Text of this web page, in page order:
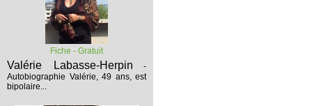
Fiche - Gratuit
Valérie Labasse-Herpin -
Autobiographie Valérie, 49 ans, est
bipolaire...